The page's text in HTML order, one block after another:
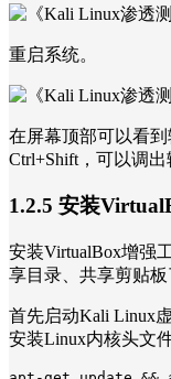
重启系统。
在屏幕顶部可以看
Ctrl+Shift，可以调出
1.2.5 安装
安装VirtualBox增强
享目录、共享剪贴板
首先启动Kali Linux
安装Linux内核头文件